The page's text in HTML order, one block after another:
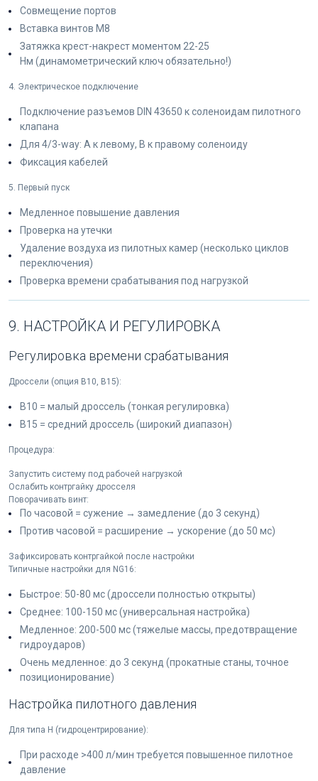
Совмещение портов
Вставка винтов M8
Затяжка крест-накрест моментом 22-25
Нм (динамометрический ключ обязательно!)
4. Электрическое подключение
Подключение разъемов DIN 43650 к соленоидам пилотного
клапана
Для 4/3-way: A к левому, B к правому соленоиду
Фиксация кабелей
5. Первый пуск
Медленное повышение давления
Проверка на утечки
Удаление воздуха из пилотных камер (несколько циклов
переключения)
Проверка времени срабатывания под нагрузкой
9. НАСТРОЙКА И РЕГУЛИРОВКА
Регулировка времени срабатывания
Дроссели (опция B10, B15):
B10 = малый дроссель (тонкая регулировка)
B15 = средний дроссель (широкий диапазон)
Процедура:
Запустить систему под рабочей нагрузкой
Ослабить контргайку дросселя
Поворачивать винт:
По часовой = сужение → замедление (до 3 секунд)
Против часовой = расширение → ускорение (до 50 мс)
Зафиксировать контргайкой после настройки
Типичные настройки для NG16:
Быстрое: 50-80 мс (дроссели полностью открыты)
Среднее: 100-150 мс (универсальная настройка)
Медленное: 200-500 мс (тяжелые массы, предотвращение
гидроударов)
Очень медленное: до 3 секунд (прокатные станы, точное
позиционирование)
Настройка пилотного давления
Для типа H (гидроцентрирование):
При расходе >400 л/мин требуется повышенное пилотное
давление